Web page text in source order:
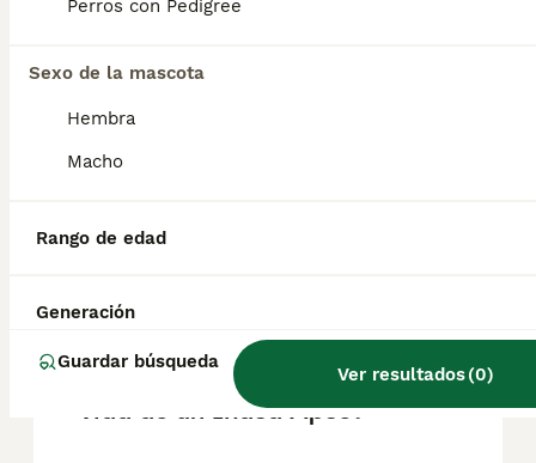
Perros con Pedigree
Sexo de la mascota
Hembra
Macho
Rango de edad
Generación
Guardar búsqueda
Ver resultados(0)
¿Cómo es el carácter de
¿Cuáles son las ventajas y
¿Cuál es la esperanza de
vida de un Lhasa Apso?